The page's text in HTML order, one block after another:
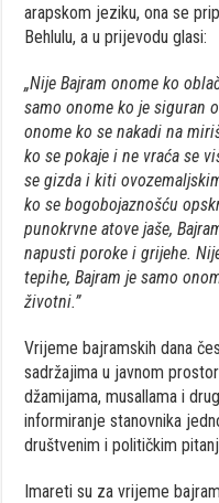
arapskom jeziku, ona se
Behlulu, a u prijevodu glasi:
„Nije Bajram onome ko
samo onome ko je siguran
onome ko se nakadi na
ko se pokaje i ne vraća se
se gizda i kiti
ko se bogobojaznošću
punokrvne atove jaše,
napusti poroke i grijehe.
tepihe, Bajram je samo
životni.”
Vrijeme bajramskih dana
sadržajima u javnom
džamijama, musallama i
informiranje stanovnika
društvenim i političkim
Imareti su za vrijeme